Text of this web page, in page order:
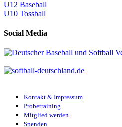
U12 Baseball
U10 Tossball
Social Media
Kontakt & Impressum
Probetraining
Mitglied werden
Spenden